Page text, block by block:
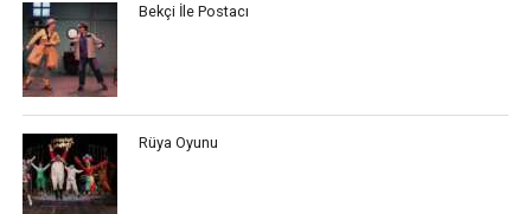
Bekçi İle Postacı
Rüya Oyunu